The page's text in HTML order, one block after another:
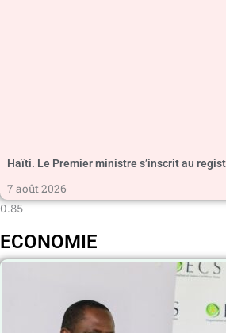
Haïti. Le Premier ministre s’inscrit au
7 août 2026
ECONOMIE